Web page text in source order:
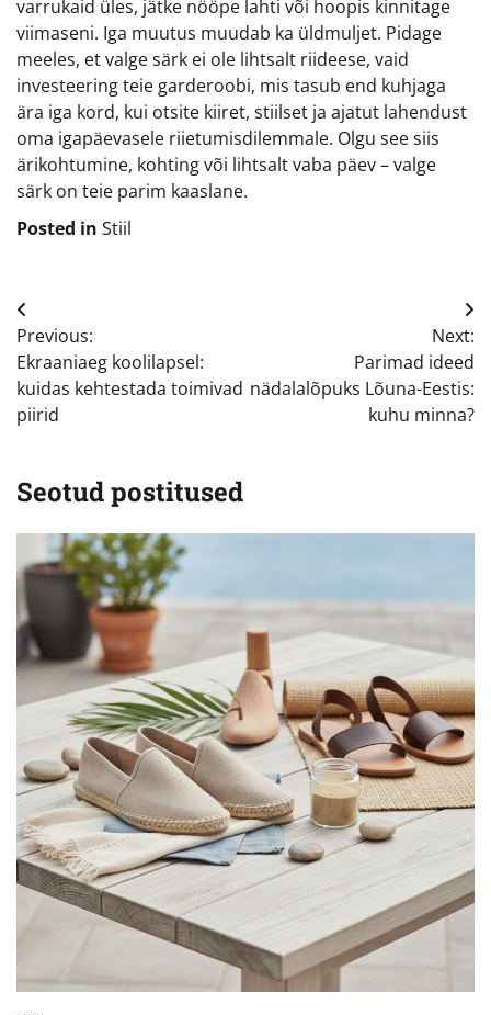
varrukaid üles, jätke nööpe lahti või hoopis kinnitage
viimaseni. Iga muutus muudab ka üldmuljet. Pidage
meeles, et valge särk ei ole lihtsalt riideese, vaid
investeering teie garderoobi, mis tasub end kuhjaga
ära iga kord, kui otsite kiiret, stiilset ja ajatut lahendust
oma igapäevasele riietumisdilemmale. Olgu see siis
ärikohtumine, kohting või lihtsalt vaba päev – valge
särk on teie parim kaaslane.
Posted in Stiil
Navigeerimine
Previous:
Ekraaniaeg koolilapsel:
kuidas kehtestada toimivad
piirid
Next:
Parimad ideed
nädalalõpuks Lõuna-Eestis:
kuhu minna?
Seotud postitused